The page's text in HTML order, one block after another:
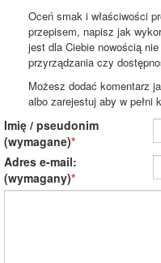
Oceń smak i właściwości
przepisem, napisz jak
jest dla Ciebie nowością
przyrządzania czy
Możesz dodać komentarz
albo zarejestuj aby w pełni
Imię / pseudonim
(wymagane)
Adres e-mail:
(wymagany)